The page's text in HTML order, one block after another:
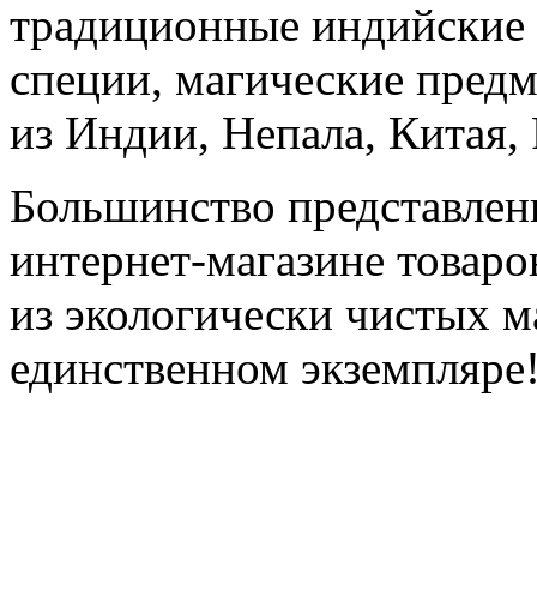
традиционные
специи, магические
из Индии, Непала, Китая,
Большинство
интернет-магазине
из экологически чистых
единственном